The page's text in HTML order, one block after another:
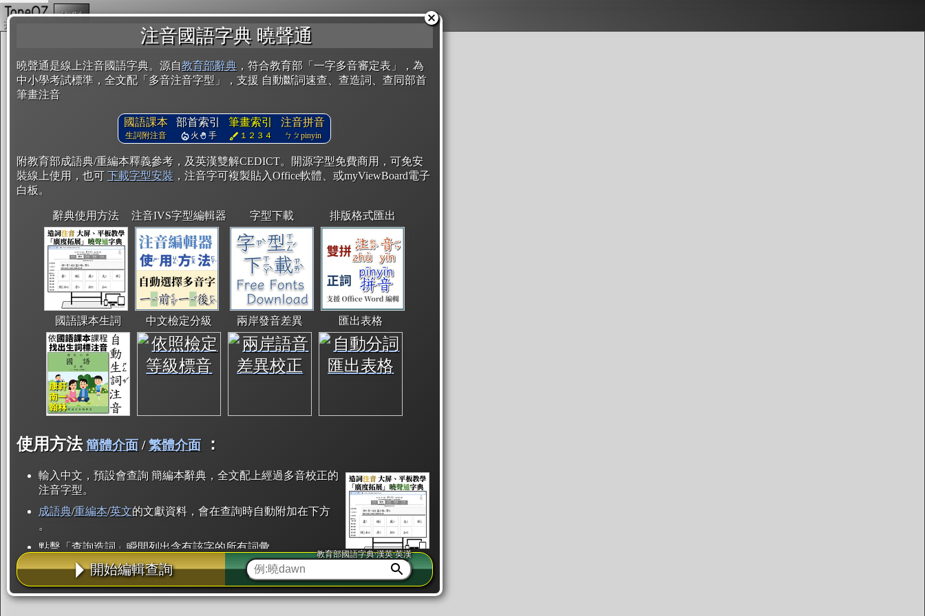
注音國語字典 曉聲通
曉聲通是線上注音國語字典。源自教育部辭典 ，符合教育部「一字多音審定表」，為
中小學考試標準，全文配「多音注音字型」，支援 自動斷詞速查、查造詞、查同部首
筆畫注音
國語課本
生詞附注音
部首索引
火 手
筆畫索引
１２３４
注音拼音
ㄅㄆpinyin
附教育部成語典/重編本釋義參考，及英漢雙解CEDICT。開源字型免費商用，可免安
裝線上使用，也可 下載字型安裝 ，注音字可複製貼入Office軟體、或myViewBoard電子
白板。
辭典使用方法 注音IVS字型編輯器 字型下載 排版格式匯出
國語課本生詞 中文檢定分級 兩岸發音差異 匯出表格
使用方法 簡體介面/繁體介面 ：
輸入中文，預設會查詢 簡編本辭典，全文配上經過多音校正的
注音字型。
成語典/重編本/英文的文獻資料，會在查詢時自動附加在下方
。
點擊「查詢造詞」瞬間列出含有該字的所有詞彙。
點「部首」瞬間列出所有「同部首字」。也支援查詢「同注音」或「同筆畫」。
辭典解釋的全文都經過自動斷詞，點擊便可瞬間「連續查詢」此字詞的解釋，不
用手動重複輸入。
開始編輯查詢
教育部國語字典·漢英·英漢
複製